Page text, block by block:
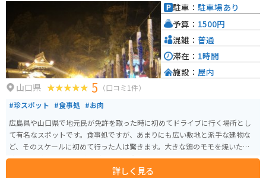
山口県 5 （口コミ1件）
#珍スポット #食事処 #お肉
広島県や山口県で地元民が免許を取った時に初めてドライブに行く場所とし
て有名なスポットです。食事処ですが、あまりにも広い敷地と派手な建物な
ど、そのスケールに初めて行った人は驚きます。大きな鶏のモモを焼いた山賊
焼きや山賊むすび、山賊うどんなどが有名です。
詳しく見る
駐車： 駐車場あり
予算： 1500円
混雑： 普通
滞在： 1時間
施設： 屋内